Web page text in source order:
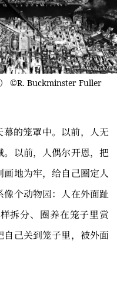
©️R. Buckminster Fuller
的笼罩中。以前，人无
以前，人偶尔开恩，把
地为牢，给自己圈定人
个动物园：人在外面趾
拆分、圈养在笼子里赏
己关到笼子里，被外面